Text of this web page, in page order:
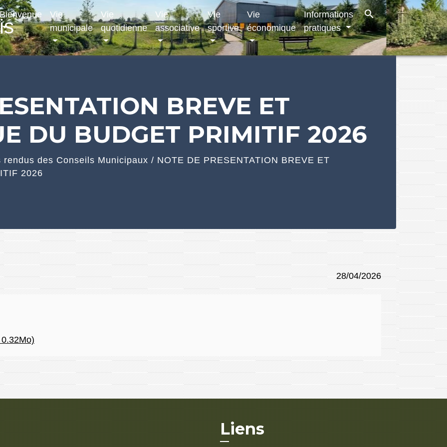
Bienvenue
Vie
municipale
Vie
quotidienne
Vie
associative
Vie
sportive
Vie
économique
Informations
pratiques
search
BREVE ET
DU BUDGET PRIMITIF 2026
rendus des Conseils Municipaux / NOTE DE PRESENTATION BREVE ET
2026
28/04/2026
Liens